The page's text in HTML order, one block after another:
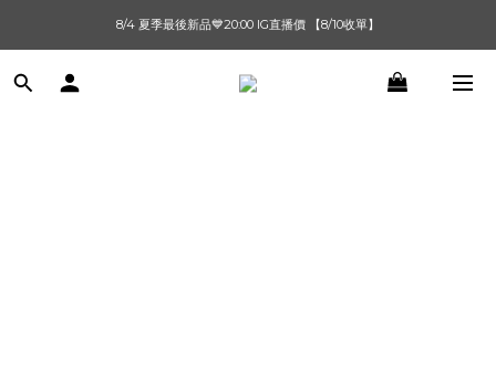
單筆滿$1000【先付款】 / 滿$2000【超取付款】 🚚免運費
8/4 夏季最後新品💙20:00 IG直播價 【8/10收單】
單筆滿$1000【先付款】 / 滿$2000【超取付款】 🚚免運費